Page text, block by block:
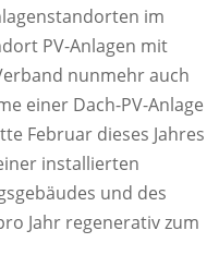
im
PV-Anlagen mit
nunmehr auch
einer Dach-PV-Anlage
Februar dieses Jahres
installierten
und des
Jahr regenerativ zum